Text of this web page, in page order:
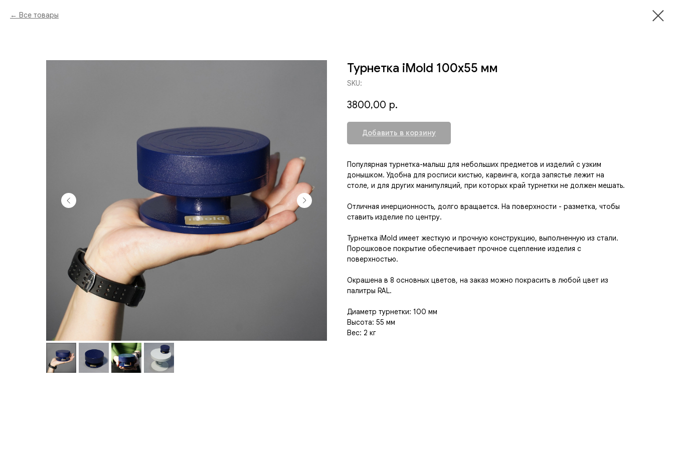
Все товары
Турнетка iMold 100x55 мм
SKU:
3800,00 р.
Добавить в корзину
Популярная турнетка-малыш для небольших предметов и изделий с узким
донышком. Удобна для росписи кистью, карвинга, когда запястье лежит на
столе, и для других манипуляций, при которых край турнетки не должен мешать.
Отличная инерционность, долго вращается. На поверхности - разметка, чтобы
ставить изделие по центру.
Турнетка iMold имеет жесткую и прочную конструкцию, выполненную из стали.
Порошковое покрытие обеспечивает прочное сцепление изделия с
поверхностью.
Окрашена в 8 основных цветов, на заказ можно покрасить в любой цвет из
палитры RAL.
Диаметр турнетки: 100 мм
Высота: 55 мм
Вес: 2 кг